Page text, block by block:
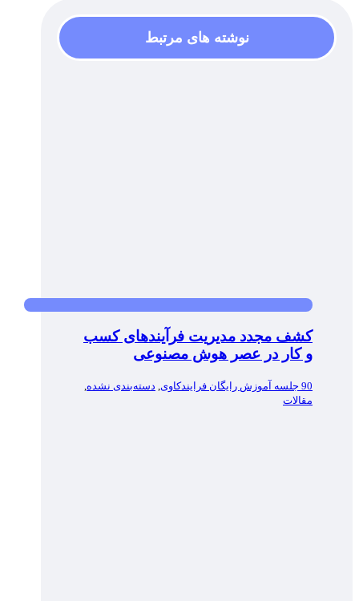
نوشته های مرتبط
کشف مجدد مدیریت فرآیندهای کسب
و کار در عصر هوش مصنوعی
90 جلسه آموزش رایگان فرایندکاوی دسته‌بندی نشده
مقالات